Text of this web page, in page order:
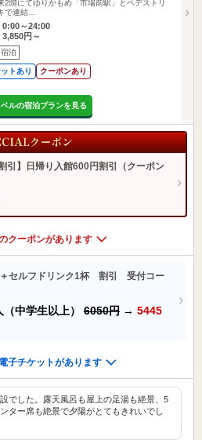
2階にてゆりかもめ「市場前駅」とペデストリ
で連結…
0:00～24:00
3,850円～
宿泊
トあり クーポンあり
ルの宿泊プランを見る
引】日帰り入館600円割引（クーポン
クーポンがあります
＋セルフドリンク1杯 割引 受付コー
（中学生以上） 6050円 → 5445
子チケットがあります
でした。露天風呂も屋上の足湯も絶景、5
ター席も絶景で夕陽がとてもきれいでし